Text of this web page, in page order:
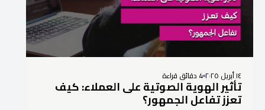
١٤ أبريل ٢٠٢٥ 4 دقائق قراءة
تأثير الهوية الصوتية على العملاء: كيف
تعزز تفاعل الجمهور؟